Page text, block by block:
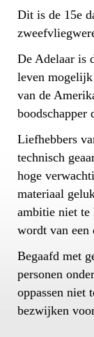
Dit is de 15e
De Adelaar is
leven mogelijk
van de
boodschapper
Liefhebbers
technisch
hoge
materiaal
ambitie niet
wordt van een
Begaafd met
personen
oppassen niet
bezwijken